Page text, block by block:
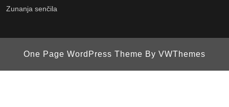
Zunanja senčila
One Page WordPress Theme By VWThemes